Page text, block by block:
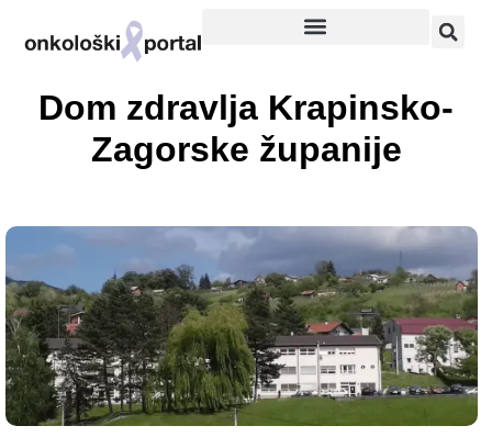
Dom zdravlja Krapinsko-
Zagorske županije